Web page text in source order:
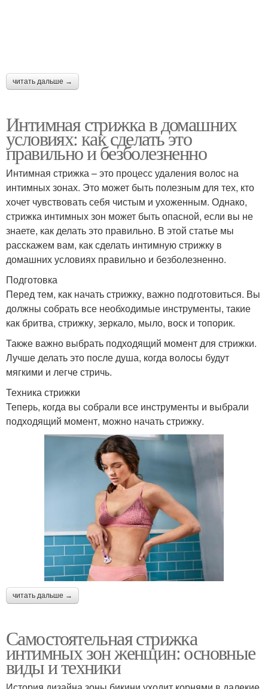
читать дальше →
Интимная стрижка в домашних
условиях: как сделать это
правильно и безболезненно
Интимная стрижка – это процесс удаления волос на
интимных зонах. Это может быть полезным для тех, кто
хочет чувствовать себя чистым и ухоженным. Однако,
стрижка интимных зон может быть опасной, если вы не
знаете, как делать это правильно. В этой статье мы
расскажем вам, как сделать интимную стрижку в
домашних условиях правильно и безболезненно.
Подготовка
Перед тем, как начать стрижку, важно подготовиться. Вы
должны собрать все необходимые инструменты, такие
как бритва, стрижку, зеркало, мыло, воск и топорик.
Также важно выбрать подходящий момент для стрижки.
Лучше делать это после душа, когда волосы будут
мягкими и легче стричь.
Техника стрижки
Теперь, когда вы собрали все инструменты и выбрали
подходящий момент, можно начать стрижку.
читать дальше →
Самостоятельная стрижка
интимных зон женщин: основные
виды и техники